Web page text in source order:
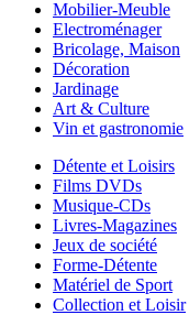
Mobilier-Meuble
Electroménager
Bricolage, Maison
Décoration
Jardinage
Art & Culture
Vin et gastronomie
Détente et Loisirs
Films DVDs
Musique-CDs
Livres-Magazines
Jeux de société
Forme-Détente
Matériel de Sport
Collection et Loisir